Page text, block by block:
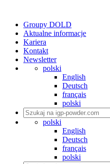
Groupy DOLD
Aktualne informacje
Kariera
Kontakt
Newsletter
polski
English
Deutsch
français
polski
polski
English
Deutsch
français
polski